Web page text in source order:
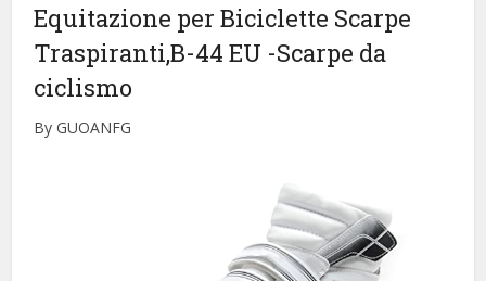
Equitazione per Biciclette Scarpe
Traspiranti,B-44 EU -Scarpe da
ciclismo
By GUOANFG